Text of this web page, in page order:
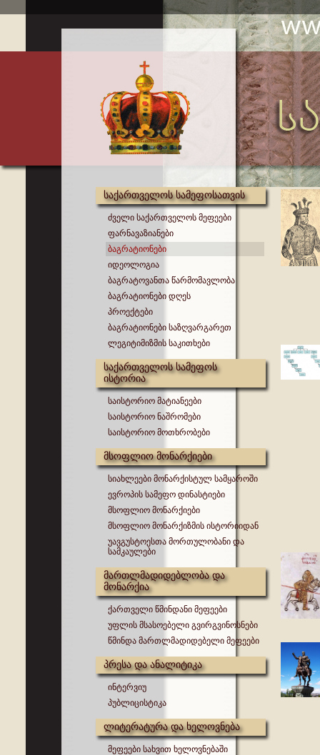
საქართველოს სამეფოსათვის
ძველი საქართველოს მეფეები
ფარნავაზიანები
ბაგრატიონები
იდეოლოგია
ბაგრატოვანთა წარმომავლობა
ბაგრატიონები დღეს
პროექტები
ბაგრატიონები საზღვარგარეთ
ლეგიტიმიზმის საკითხები
საქართველოს სამეფოს
ისტორია
საისტორიო მატიანეები
საისტორიო ნაშრომები
საისტორიო მოთხრობები
მსოფლიო მონარქიები
სიახლეები მონარქისტულ სამყაროში
ევროპის სამეფო დინასტიები
მსოფლიო მონარქიები
მსოფლიო მონარქიზმის ისტორიიდან
უავგუსტოესთა მორთულობანი და
სამკაულები
მართლმადიდებლობა და
მონარქია
ქართველი წმინდანი მეფეები
უფლის მსასოებელი გვირგვინოსნები
წმინდა მართლმადიდებელი მეფეები
პრესა და ანალიტიკა
ინტერვიუ
პუბლიცისტიკა
ლიტერატურა და ხელოვნება
მეფეები სახვით ხელოვნებაში